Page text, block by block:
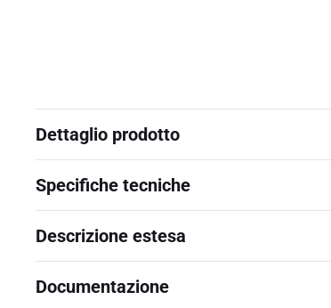
Dettaglio prodotto
Specifiche tecniche
Descrizione estesa
Documentazione